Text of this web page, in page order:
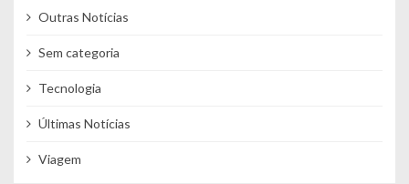
Outras Notícias
Sem categoria
Tecnologia
Últimas Notícias
Viagem